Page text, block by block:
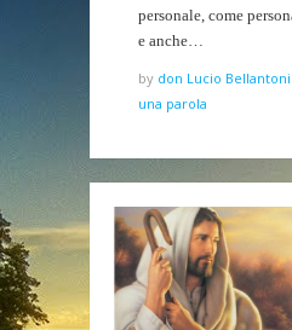
personale, come
e anche…
by don Lucio Bellantoni
una parola